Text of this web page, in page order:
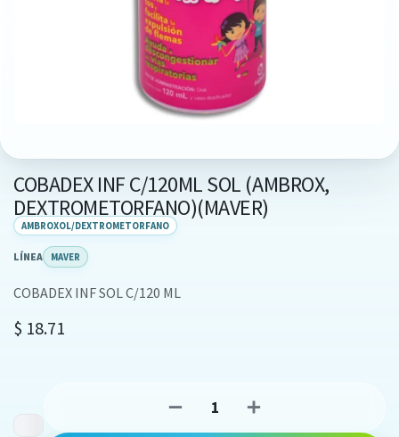
COBADEX INF C/120ML SOL (AMBROX,
DEXTROMETORFANO)(MAVER)
AMBROXOL/DEXTROMETORFANO
LÍNEA MAVER
COBADEX INF SOL C/120 ML
$ 18.71